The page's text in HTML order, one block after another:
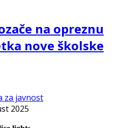
na opreznu
nove školske
za javnost
2025